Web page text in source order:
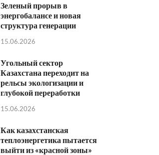
Зеленый прорыв в
энергобалансе и новая
структура генерации
15.06.2026
Угольный сектор
Казахстана переходит на
рельсы экологизации и
глубокой переработки
15.06.2026
Как казахстанская
теплоэнергетика пытается
выйти из «красной зоны»